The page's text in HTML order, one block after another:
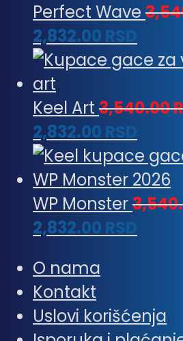
Perfect Wave
2,832.00 RSD
Keel Art 3,540.00
2,832.00 RSD
WP Monster
2,832.00 RSD
O nama
Kontakt
Uslovi korišćenja